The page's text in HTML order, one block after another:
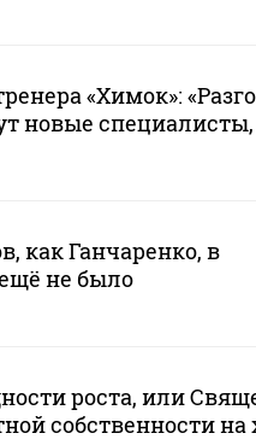
«Химок»:
новые
как Ганчаренко, в
не было
роста, или
собственности на